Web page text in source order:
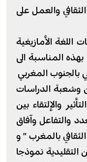
والعمل على
اللغة الأمازيغية
المناسبة الى
بالجنوب المغربي
وشعبة الدراسات
والإلتقاء بين
والتفاعل وآفاق
بالمغرب ” و
التقليدية نموذجا